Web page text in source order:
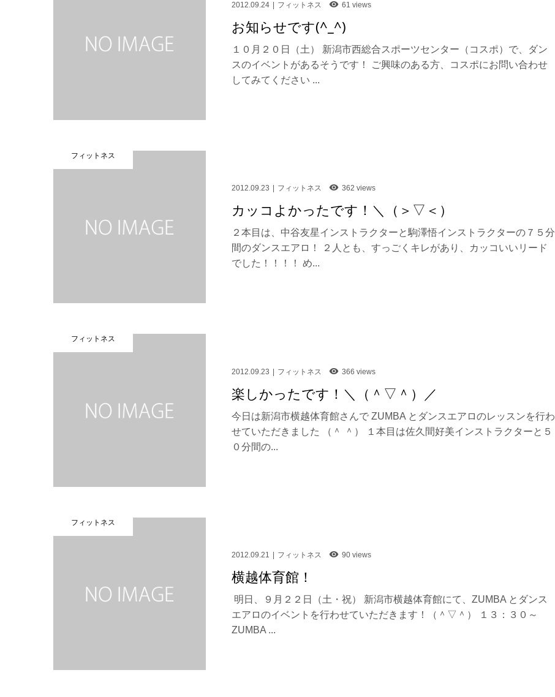
2012.09.24 フィットネス 61 views
お知らせです(^_^)
１０月２０日（土） 新潟市西総合スポーツセンター（コスポ）で、ダン
スのイベントがあるそうです！ ご興味のある方、コスポにお問い合わせ
してみてください ...
フィットネス
2012.09.23 フィットネス 362 views
カッコよかったです！＼（＞▽＜）
２本目は、中谷友星インストラクターと駒澤悟インストラクターの７５分
間のダンスエアロ！ ２人とも、すっごくキレがあり、カッコいいリード
でした！！！！ め...
フィットネス
2012.09.23 フィットネス 366 views
楽しかったです！＼（＾▽＾）／
今日は新潟市横越体育館さんで ZUMBA とダンスエアロのレッスンを行わ
せていただきました （＾ ＾） １本目は佐久間好美インストラクターと５
０分間の...
フィットネス
2012.09.21 フィットネス 90 views
横越体育館！
明日、９月２２日（土・祝） 新潟市横越体育館にて、ZUMBA とダンス
エアロのイベントを行わせていただきます！（＾▽＾） １３：３０～
ZUMBA ...